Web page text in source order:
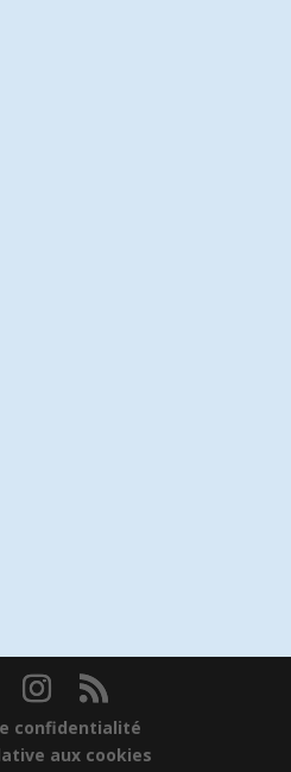
confidentialité
aux cookies